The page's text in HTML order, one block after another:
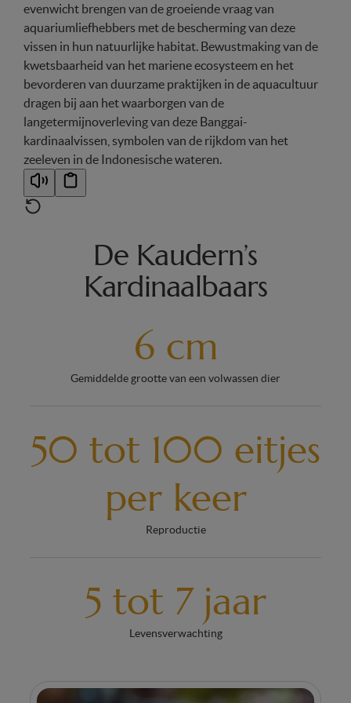
evenwicht brengen van de groeiende vraag van
aquariumliefhebbers met de bescherming van deze
vissen in hun natuurlijke habitat. Bewustmaking van de
kwetsbaarheid van het mariene ecosysteem en het
bevorderen van duurzame praktijken in de aquacultuur
dragen bij aan het waarborgen van de
langetermijnoverleving van deze Banggai-
kardinaalvissen, symbolen van de rijkdom van het
zeeleven in de Indonesische wateren.
De Kaudern’s
Kardinaalbaars
6 cm
Gemiddelde grootte van een volwassen dier
50 tot 100 eitjes
per keer
Reproductie
5 tot 7 jaar
Levensverwachting